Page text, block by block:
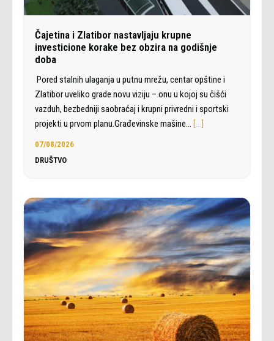
Čajetina i Zlatibor nastavljaju krupne
investicione korake bez obzira na godišnje
doba
Pored stalnih ulaganja u putnu mrežu, centar opštine i
Zlatibor uveliko grade novu viziju – onu u kojoj su čišći
vazduh, bezbedniji saobraćaj i krupni privredni i sportski
projekti u prvom planu.Građevinske mašine… […]
07/08/2026
DRUŠTVO